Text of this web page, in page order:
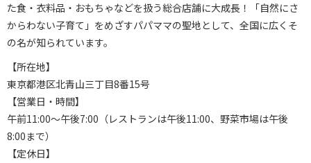
た食・衣料品・おもちゃなどを扱う総合店舗に大成長！「自然にさ
からわない子育て」をめざすパパママの聖地として、全国に広くそ
の名が知られています。
【所在地】
東京都港区北青山三丁目8番15号
【営業日・時間】
午前11:00～午後7:00（レストランは午後11:00、野菜市場は午後
8:00まで）
【定休日】